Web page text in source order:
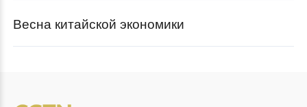
Весна китайской экономики